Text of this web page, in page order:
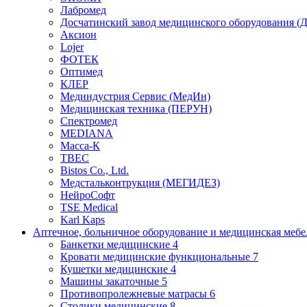
Лабромед
Досчатинский завод медицинского оборудования
Аксион
Lojer
ФОТЕК
Оптимед
КЛЕР
Мединдустрия Сервис (МедИн)
Медицинская техника (ПЕРУН)
Спектромед
MEDIANA
Масса-К
ТВЕС
Bistos Co., Ltd.
Медстальконтрукция (МЕГИДЕЗ)
НейроСофт
TSE Medical
Karl Kaps
Аптечное, больничное оборудование и медицинская
Банкетки медицинские 4
Кровати медицинские функциональные 7
Кушетки медицинские 4
Машины закаточные 5
Противопролежневые матрасы 6